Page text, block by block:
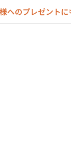
へのプレゼント